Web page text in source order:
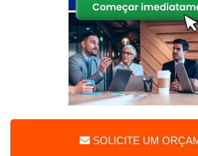
SOLICITE UM